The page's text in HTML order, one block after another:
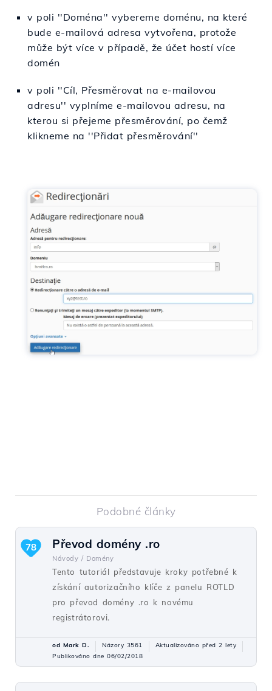
v poli ''Doména'' vybereme doménu, na které
bude e-mailová adresa vytvořena, protože
může být více v případě, že účet hostí více
domén
v poli ''Cíl, Přesměrovat na e-mailovou
adresu'' vyplníme e-mailovou adresu, na
kterou si přejeme přesměrování, po čemž
klikneme na ''Přidat přesměrování''
Podobné články
Převod domény .ro
Návody / Domény
Tento tutoriál představuje kroky potřebné k
získání autorizačního klíče z panelu ROTLD
pro převod domény .ro k novému
registrátorovi.
78
od Mark D. Názory 3561
Aktualizováno před 2 lety
Publikováno dne 06/02/2018